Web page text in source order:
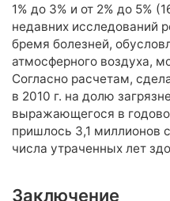
1% до 3% и от 2% до 5%
недавних исследований
бремя болезней,
атмосферного воздуха,
Согласно расчетам,
в 2010 г. на долю
выражающегося в
пришлось 3,1 миллионов
числа утраченных лет
Заключение